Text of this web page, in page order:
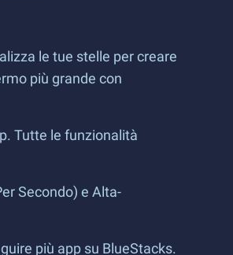
le tue stelle per creare
più grande con
Tutte le funzionalità
Secondo) e Alta-
più app su BlueStacks.